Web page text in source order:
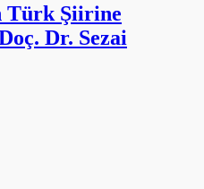
Türk Şiirine
Dr. Sezai